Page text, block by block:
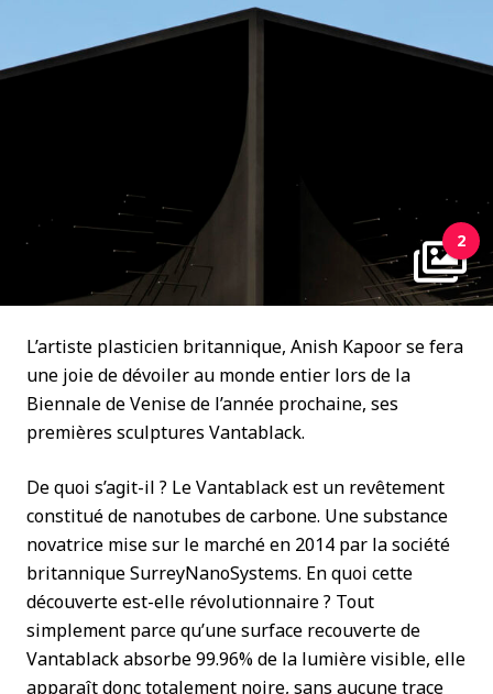
2
L’artiste plasticien britannique, Anish Kapoor se fera
une joie de dévoiler au monde entier lors de la
Biennale de Venise de l’année prochaine, ses
premières sculptures Vantablack.
De quoi s’agit-il ? Le Vantablack est un revêtement
constitué de nanotubes de carbone. Une substance
novatrice mise sur le marché en 2014 par la société
britannique SurreyNanoSystems. En quoi cette
découverte est-elle révolutionnaire ? Tout
simplement parce qu’une surface recouverte de
Vantablack absorbe 99.96% de la lumière visible, elle
apparaît donc totalement noire, sans aucune trace